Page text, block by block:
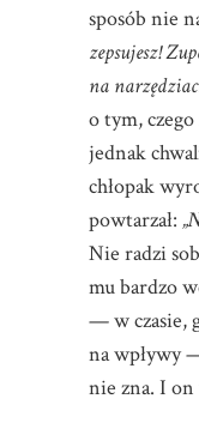
sposób nie
zepsujesz!
na
o tym,
jednak
chłopak
powtarzał:
Nie radzi
mu bardzo
— w czasie,
na wpływy
nie zna. I